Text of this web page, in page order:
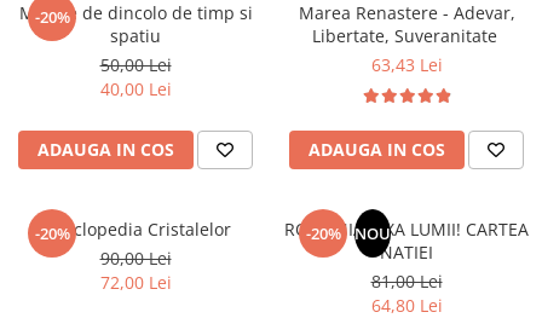
Clasa a IV-a
Clasa a V-a
Clasa a VI-a
Clasa a VIII-a
Clasa I
Limbi Straine
Povesti
-20%
Mesaje de dincolo de timp si
spatiu
50,00 Lei
40,00 Lei
ADAUGA IN COS
Marea Renastere - Adevar,
Libertate, Suveranitate
63,43 Lei
ADAUGA IN COS
-20%
Enciclopedia Cristalelor
90,00 Lei
72,00 Lei
-20% NOU
ROMANIA, AXA LUMII! CARTEA
NATIEI
81,00 Lei
64,80 Lei